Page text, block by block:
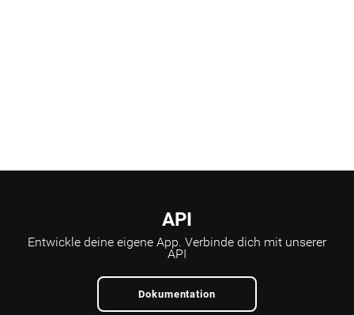
API
Entwickle deine eigene App. Verbinde dich mit unserer
API
Dokumentation